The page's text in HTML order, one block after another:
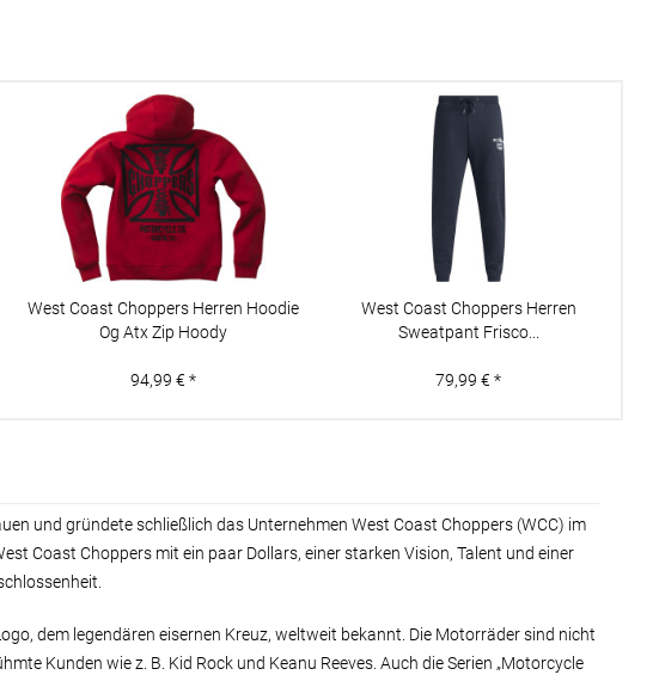
West Coast Choppers Herren Hoodie
Og Atx Zip Hoody
94,99 € *
West Coast Choppers Herren
Sweatpant Frisco...
79,99 € *
und gründete schließlich das Unternehmen West Coast Choppers (WCC) im
Coast Choppers mit ein paar Dollars, einer starken Vision, Talent und einer
dem legendären eisernen Kreuz, weltweit bekannt. Die Motorräder sind nicht
Kunden wie z. B. Kid Rock und Keanu Reeves. Auch die Serien „Motorcycle